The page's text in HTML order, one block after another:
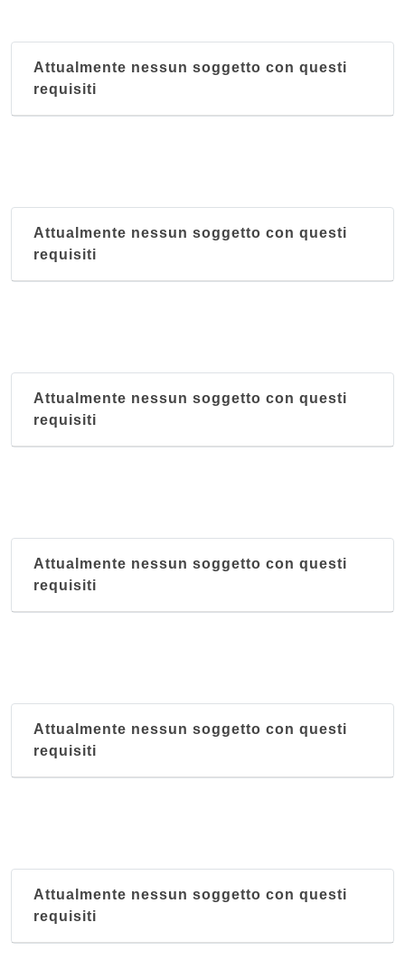
Attualmente nessun soggetto con questi
requisiti
Attualmente nessun soggetto con questi
requisiti
Attualmente nessun soggetto con questi
requisiti
Attualmente nessun soggetto con questi
requisiti
Attualmente nessun soggetto con questi
requisiti
Attualmente nessun soggetto con questi
requisiti